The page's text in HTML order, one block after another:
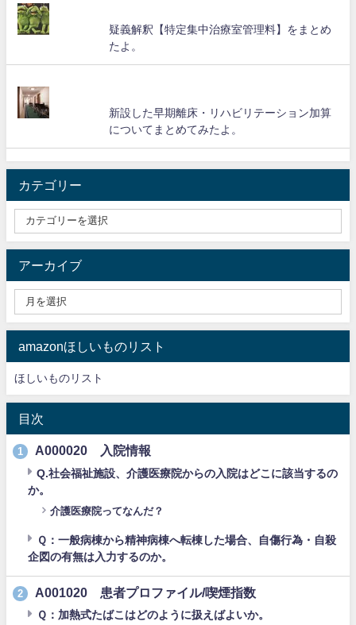
疑義解釈【特定集中治療室管理料】をまとめ
たよ。
新設した早期離床・リハビリテーション加算
についてまとめてみたよ。
カテゴリー
アーカイブ
amazonほしいものリスト
ほしいものリスト
目次
1 A000020 入院情報
Q.社会福祉施設、介護医療院からの入院はどこに該当するの
か。
介護医療院ってなんだ？
Ｑ：一般病棟から精神病棟へ転棟した場合、自傷行為・自殺
企図の有無は入力するのか。
2 A001020 患者プロファイル/喫煙指数
Ｑ：加熱式たばこはどのように扱えばよいか。